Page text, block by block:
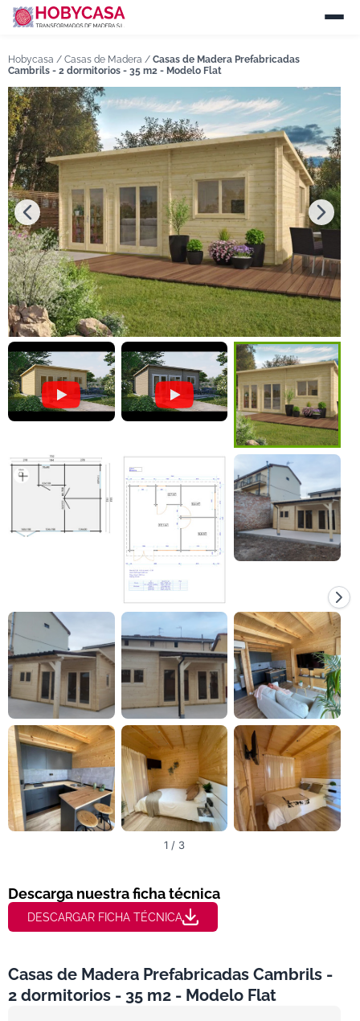
Hobycasa / Casas de Madera / Casas de Madera Prefabricadas
Cambrils - 2 dormitorios - 35 m2 - Modelo Flat
1 / 3
Descarga nuestra ficha técnica
DESCARGAR FICHA TÉCNICA
Casas de Madera Prefabricadas Cambrils -
2 dormitorios - 35 m2 - Modelo Flat